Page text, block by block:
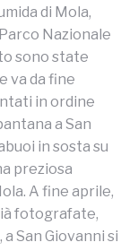
di Mola,
Nazionale
sono state
va da fine
in ordine
a San
in sosta su
preziosa
A fine aprile,
fotografate,
San Giovanni si